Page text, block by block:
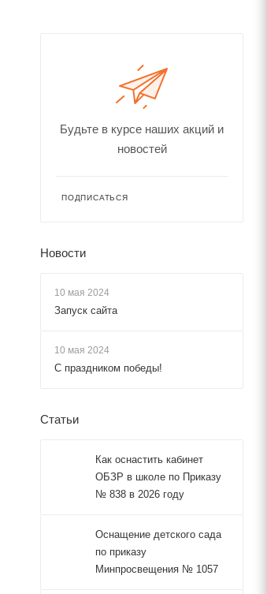
Будьте в курсе наших акций и
новостей
ПОДПИСАТЬСЯ
Новости
10 мая 2024
Запуск сайта
10 мая 2024
С праздником победы!
Статьи
Как оснастить кабинет
ОБЗР в школе по Приказу
№ 838 в 2026 году
Оснащение детского сада
по приказу
Минпросвещения № 1057